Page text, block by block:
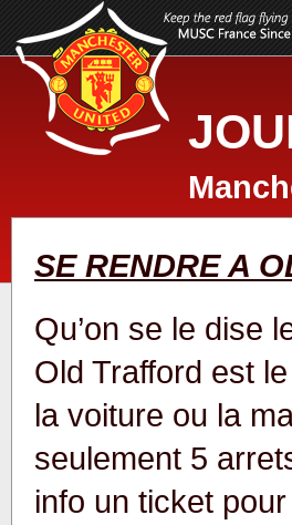
SE RENDRE A
Qu’on se le dise
Old Trafford est
la voiture ou la
seulement 5
info un ticket